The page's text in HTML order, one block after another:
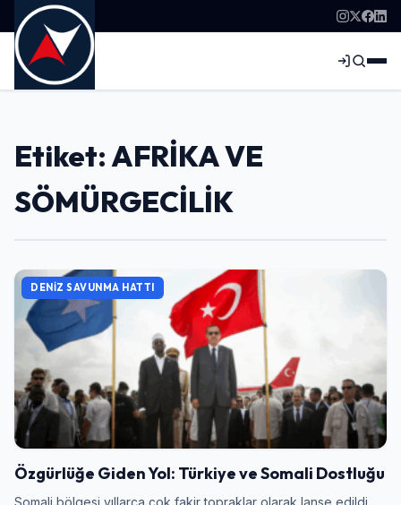
Etiket: AFRİKA VE
SÖMÜRGECİLİK
DENIZ SAVUNMA HATTI
Özgürlüğe Giden Yol: Türkiye ve Somali Dostluğu
Somali bölgesi yıllarca çok fakir topraklar olarak lanse edildi.
Giriş Yap
Kullanıcı Adı veya E-posta